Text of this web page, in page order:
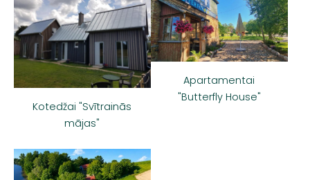
Kotedžai "Svītrainās
mājas"
Apartamentai
"Butterfly House"